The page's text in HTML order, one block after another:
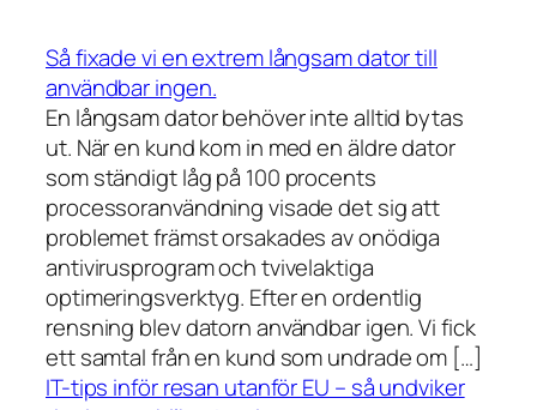
Så fixade vi en extrem långsam dator till
användbar ingen.
En långsam dator behöver inte alltid bytas
ut. När en kund kom in med en äldre dator
som ständigt låg på 100 procents
processoranvändning visade det sig att
problemet främst orsakades av onödiga
antivirusprogram och tvivelaktiga
optimeringsverktyg. Efter en ordentlig
rensning blev datorn användbar igen. Vi fick
ett samtal från en kund som undrade om […]
IT-tips inför resan utanför EU – så undviker